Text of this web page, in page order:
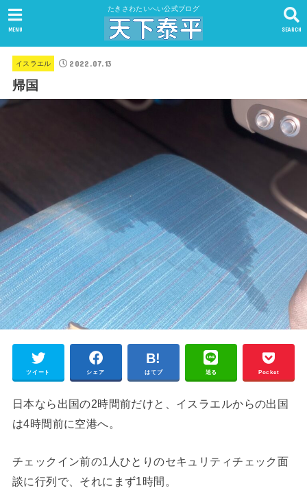
たきさわたいへい公式ブログ
SEARCH
MENU
イスラエル 2022.07.13
帰国
ツイート シェア はてブ 送る Pocket
日本なら出国の2時間前だけと、イスラエルからの出国
は4時間前に空港へ。
チェックイン前の1人ひとりのセキュリティチェック面
談に行列で、それにまず1時間。